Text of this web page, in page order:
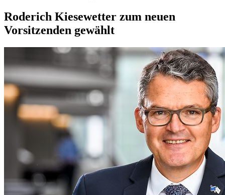
Roderich Kiesewetter zum neuen
Vorsitzenden gewählt